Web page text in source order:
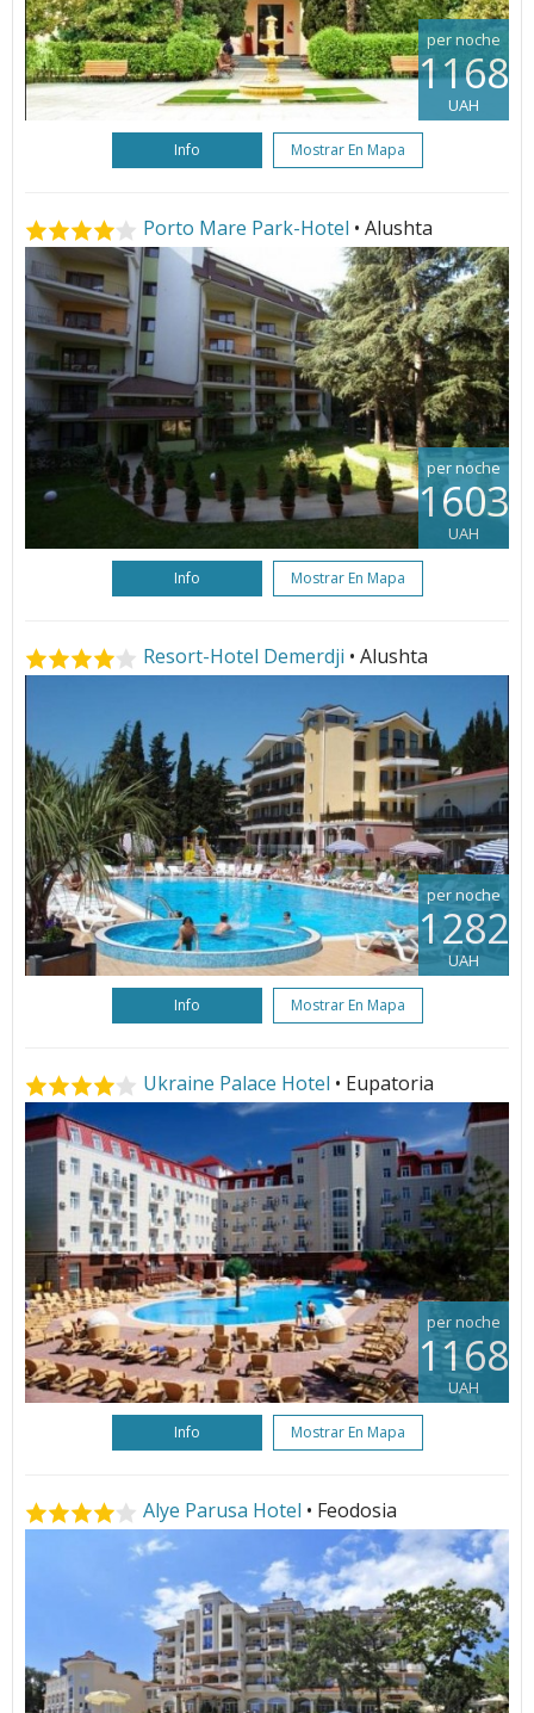
per noche
1168
UAH
Info Mostrar En Mapa
Porto Mare Park-Hotel • Alushta
per noche
1603
UAH
Info Mostrar En Mapa
Resort-Hotel Demerdji • Alushta
per noche
1282
UAH
Info Mostrar En Mapa
Ukraine Palace Hotel • Eupatoria
per noche
1168
UAH
Info Mostrar En Mapa
Alye Parusa Hotel • Feodosia